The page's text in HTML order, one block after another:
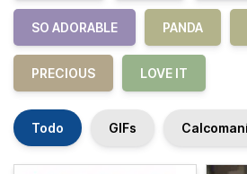
SO ADORABLE PANDA
PRECIOUS LOVE IT
Todo GIFs